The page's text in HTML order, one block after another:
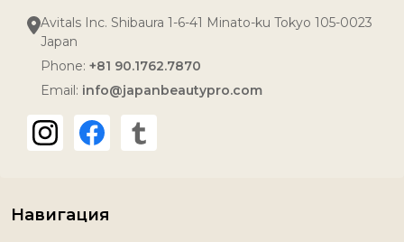
Avitals Inc. Shibaura 1-6-41 Minato-ku Tokyo 105-0023
Japan
Phone: +81 90.1762.7870
Email: info@japanbeautypro.com
Навигация